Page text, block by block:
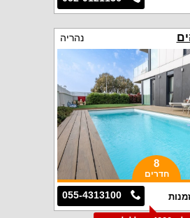
נהריה
8
חדרים
055-4313100